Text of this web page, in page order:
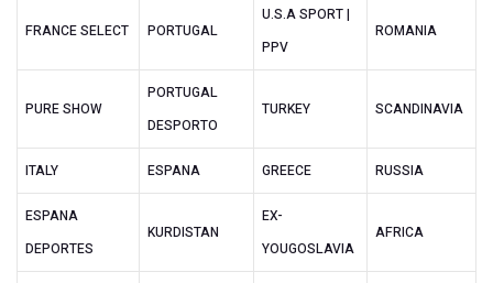
FRANCE SELECT PORTUGAL
U.S.A SPORT |
PPV
ROMANIA
PURE SHOW
PORTUGAL
DESPORTO
TURKEY SCANDINAVIA
ITALY ESPANA GREECE RUSSIA
ESPANA
DEPORTES
KURDISTAN
EX-
YOUGOSLAVIA
AFRICA